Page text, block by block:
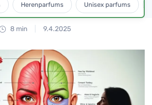
Herenparfums Unisex parfums
8 min 9.4.2025